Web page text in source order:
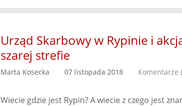
Urząd Skarbowy w Rypinie i
szarej strefie
Marta Kosecka 07 listopada 2018 Komentarze
Wiecie gdzie jest Rypin? A wiecie z czego jest